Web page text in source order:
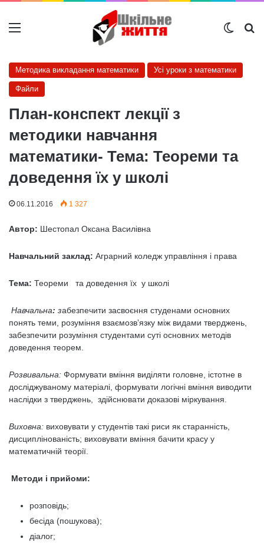
Меню
Методика викладання математики Усі уроки з математики
Файли
План-конспект лекції з
методики навчання
математики- Тема: Теореми та
доведення їх у школі
06.11.2016 1 327
Автор: Шестопал Оксана Василівна
Навчальний заклад: Аграрний коледж управління і права
Тема: Теореми та доведення їх у школі
Навчальна: забезпечити засвоєння студенами основних
понять теми, розуміння взаємозв’язку між видами тверджень,
забезпечити розуміння студентами суті основних методів
доведення теорем.
Розвивальна: Формувати вміння виділяти головне, істотне в
досліджуваному матеріалі, формувати логічні вміння виводити
наслідки з тверджень, здійснювати доказові міркування.
Виховна: виховувати у студентів такі риси як старанність,
дисциплінованість; виховувати вміння бачити красу у
математичній теорії.
Методи і прийоми:
розповідь;
бесіда (пошукова);
діалог;